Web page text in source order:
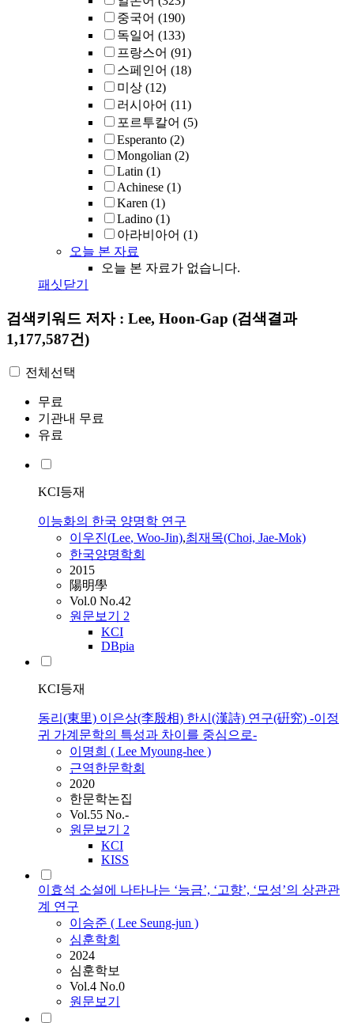
중국어 (190)
독일어 (133)
프랑스어 (91)
스페인어 (18)
미상 (12)
러시아어 (11)
포르투칼어 (5)
Esperanto (2)
Mongolian (2)
Latin (1)
Achinese (1)
Karen (1)
Ladino (1)
아라비아어 (1)
오늘 본 자료
오늘 본 자료가 없습니다.
패싯닫기
검색키워드 저자 : Lee, Hoon-Gap (검색결과
1,177,587건)
전체선택
무료
기관내 무료
유료
KCI등재
이능화의 한국 양명학 연구
이우진(Lee, Woo-Jin),최재목(Choi, Jae-Mok)
한국양명학회
2015
陽明學
Vol.0 No.42
원문보기 2
KCI
DBpia
KCI등재
동리(東里) 이은상(李殷相) 한시(漢詩) 연구(硏究) -이정
귀 가계문학의 특성과 차이를 중심으로-
이명희 ( Lee Myoung-hee )
근역한문학회
2020
한문학논집
Vol.55 No.-
원문보기 2
KCI
KISS
이효석 소설에 나타나는 ‘능금’, ‘고향’, ‘모성’의 상관관
계 연구
이승준 ( Lee Seung-jun )
심훈학회
2024
심훈학보
Vol.4 No.0
원문보기